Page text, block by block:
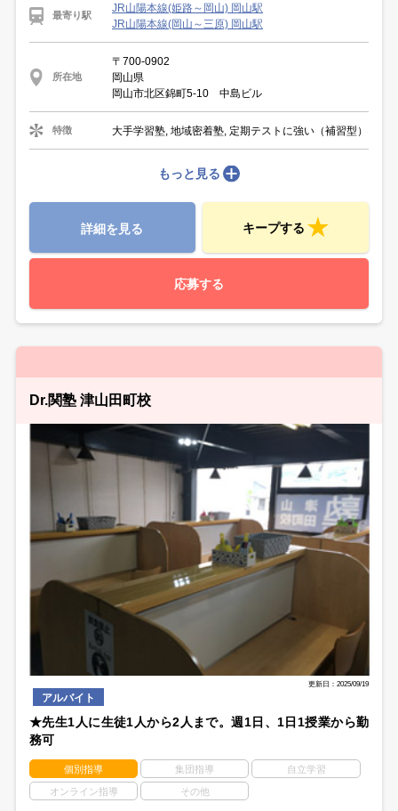
最寄り駅
JR山陽本線(姫路～岡山) 岡山駅
JR山陽本線(岡山～三原) 岡山駅
所在地
〒700-0902
岡山県
岡山市北区錦町5-10 中島ビル
特徴 大手学習塾, 地域密着塾, 定期テストに強い（補習型）
もっと見る
詳細を見る キープする
応募する
Dr.関塾 津山田町校
更新日：2025/09/19
アルバイト
★先生1人に生徒1人から2人まで。週1日、1日1授業から勤
務可
個別指導 集団指導 自立学習
オンライン指導 その他